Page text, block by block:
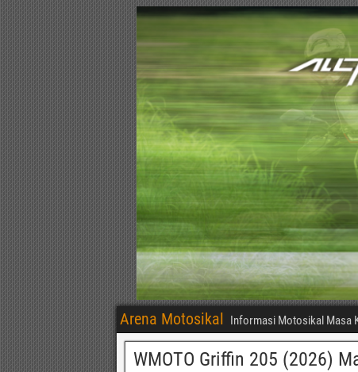
Arena Motosikal Informasi Motosikal Masa
WMOTO Griffin 205 (2026)